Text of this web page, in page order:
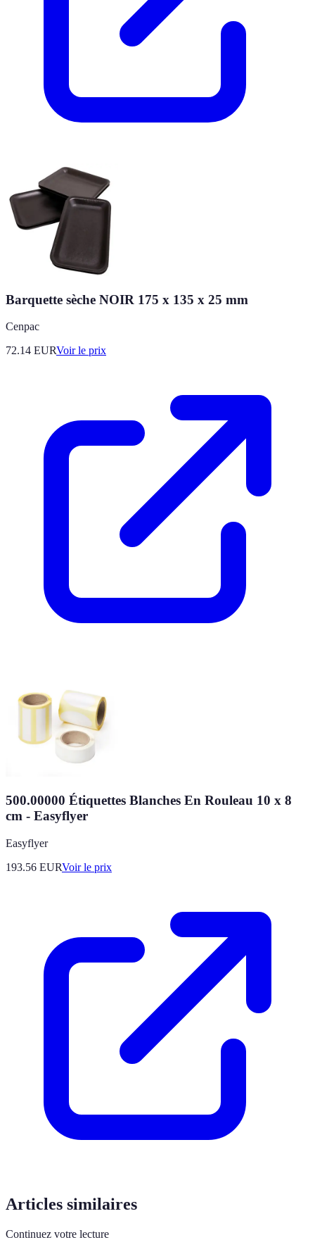
Barquette sèche NOIR 175 x 135 x 25 mm
Cenpac
72.14 EURVoir le prix
500.00000 Étiquettes Blanches En Rouleau 10 x 8
cm - Easyflyer
Easyflyer
193.56 EURVoir le prix
Articles similaires
Continuez votre lecture